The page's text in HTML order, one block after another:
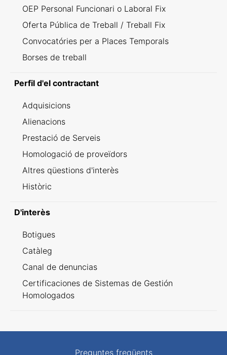
OEP Personal Funcionari o Laboral Fix
Oferta Pública de Treball / Treball Fix
Convocatóries per a Places Temporals
Borses de treball
Perfil d'el contractant
Adquisicions
Alienacions
Prestació de Serveis
Homologació de proveïdors
Altres qüestions d'interès
Històric
D'interès
Botigues
Catàleg
Canal de denuncias
Certificaciones de Sistemas de Gestión
Homologados
Preguntes freqüents